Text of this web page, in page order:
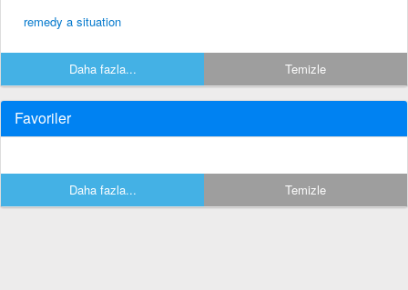
remedy a situation
Daha fazla... Temizle
Favoriler
Daha fazla... Temizle